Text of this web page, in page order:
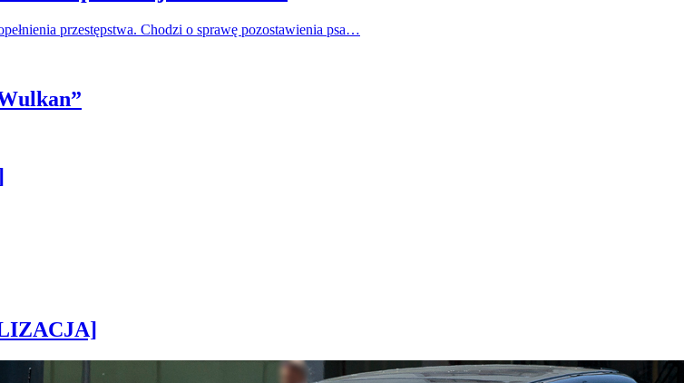
przestępstwa. Chodzi o sprawę pozostawienia psa…